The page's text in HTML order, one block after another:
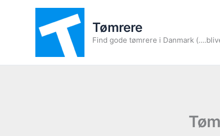
Tømrere
Find gode tømrere i Danmark